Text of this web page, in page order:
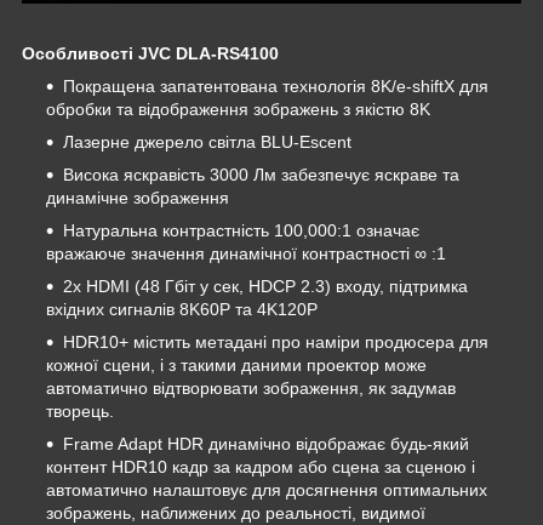
Особливості JVC DLA-RS4100
Покращена запатентована технологія 8K/e-shiftX для
обробки та відображення зображень з якістю 8K
Лазерне джерело світла BLU-Escent
Висока яскравість 3000 Лм забезпечує яскраве та
динамічне зображення
Натуральна контрастність 100,000:1 означає
вражаюче значення динамічної контрастності ∞ :1
2x HDMI (48 Гбіт у сек, HDCP 2.3) входу, підтримка
вхідних сигналів 8K60P та 4K120P
HDR10+ містить метадані про наміри продюсера для
кожної сцени, і з такими даними проектор може
автоматично відтворювати зображення, як задумав
творець.
Frame Adapt HDR динамічно відображає будь-який
контент HDR10 кадр за кадром або сцена за сценою і
автоматично налаштовує для досягнення оптимальних
зображень, наближених до реальності, видимої